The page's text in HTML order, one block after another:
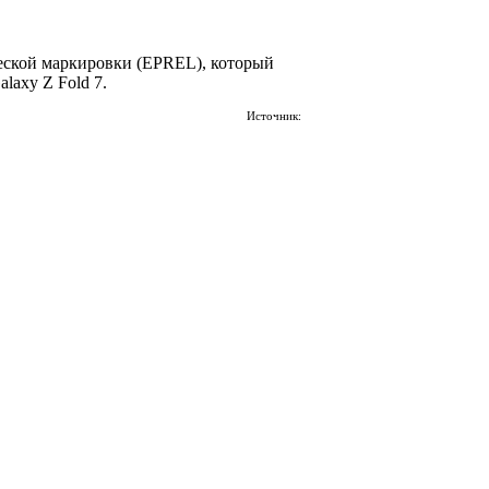
маркировки (EPREL), который
Z Fold 7.
Источник: